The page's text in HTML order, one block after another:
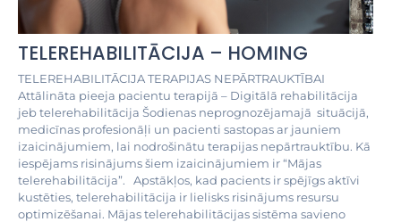
TELEREHABILITĀCIJA – HOMING
TELEREHABILITĀCIJA TERAPIJAS NEPĀRTRAUKTĪBAI
Attālināta pieeja pacientu terapijā – Digitālā rehabilitācija
jeb telerehabilitācija Šodienas neprognozējamajā situācijā,
medicīnas profesionāļi un pacienti sastopas ar jauniem
izaicinājumiem, lai nodrošinātu terapijas nepārtrauktību. Kā
iespējams risinājums šiem izaicinājumiem ir “Mājas
telerehabilitācija”. Apstākļos, kad pacients ir spējīgs aktīvi
kustēties, telerehabilitācija ir lielisks risinājums resursu
optimizēšanai. Mājas telerehabilitācijas sistēma savieno